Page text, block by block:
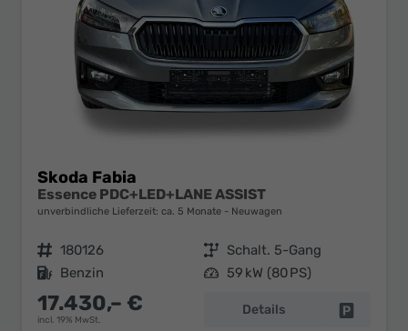
Skoda Fabia
Essence PDC+LED+LANE ASSIST
unverbindliche Lieferzeit: ca. 5 Monate Neuwagen
Fahrzeugnr. 180126 Getriebe Schalt. 5-Gang
Kraftstoff Benzin Leistung 59 kW (80 PS)
17.430,– €
incl. 19% MwSt.
Details